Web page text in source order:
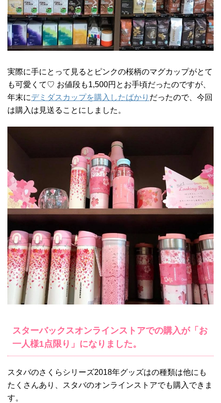
実際に手にとって見るとピンクの桜柄のマグカップがとて
も可愛くて♡ お値段も1,500円とお手頃だったのですが、
年末にデミダスカップを購入したばかり だったので、今回
は購入は見送ることにしました。
スターバックスオンラインストアでの購入が「お
一人様1点限り」になりました。
スタバのさくらシリーズ2018年グッズはの種類は他にも
たくさんあり、スタバのオンラインストアでも購入できま
す。